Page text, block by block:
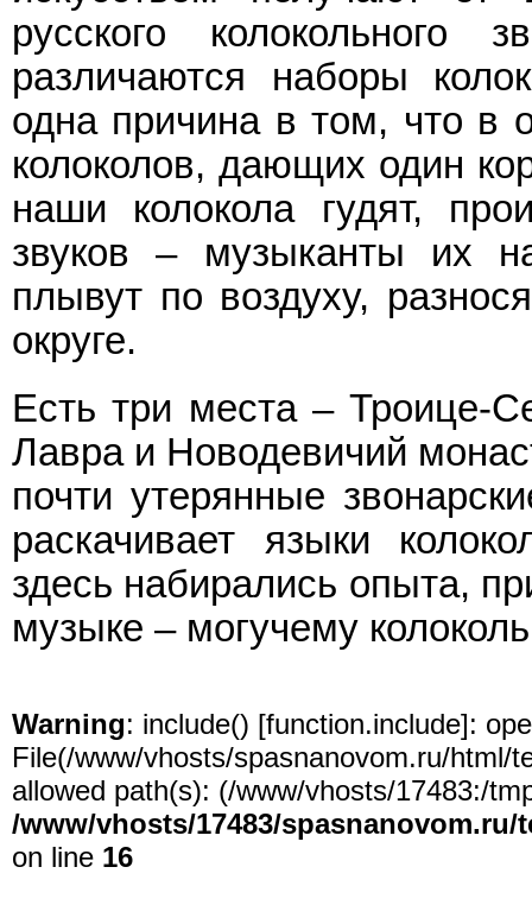
русского колокольного
различаются наборы
одна причина в том, что в
колоколов, дающих один
наши колокола гудят,
звуков – музыканты их
плывут по воздуху,
округе.
Есть три места – Троице-
Лавра и Новодевичий
почти утерянные
раскачивает языки
здесь набирались опыта,
музыке – могучему
Warning: include() [function.include]:
File(/www/vhosts/spasnanovom.ru/html/
allowed path(s): (/www/vhosts/17483:/
/www/vhosts/17483/
on line 16